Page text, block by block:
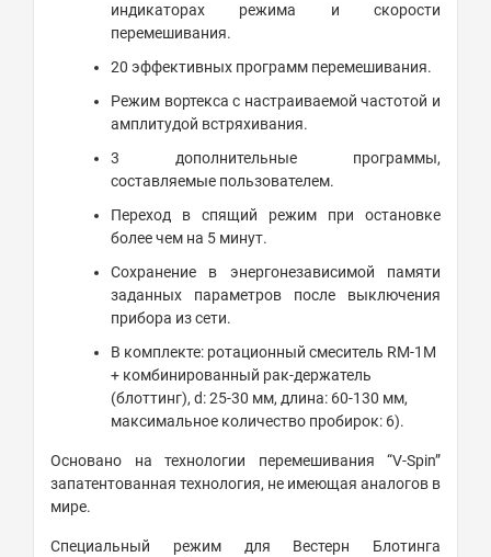
индикаторах режима и скорости
перемешивания.
20 эффективных программ перемешивания.
Режим вортекса с настраиваемой частотой и
амплитудой встряхивания.
3 дополнительные программы,
составляемые пользователем.
Переход в спящий режим при остановке
более чем на 5 минут.
Сохранение в энергонезависимой памяти
заданных параметров после выключения
прибора из сети.
В комплекте: ротационный смеситель RM-1M
+ комбинированный рак-держатель
(блоттинг), d: 25-30 мм, длина: 60-130 мм,
максимальное количество пробирок: 6).
Основано на технологии перемешивания “V-Spin”
запатентованная технология, не имеющая аналогов в
мире.
Специальный режим для Вестерн Блотинга